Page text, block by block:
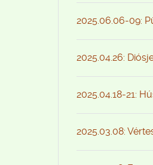
2025.06.06-09:
2025.04.26:
2025.04.18-21:
2025.03.08: